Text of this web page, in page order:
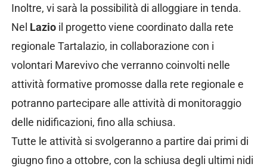
Inoltre, vi sarà la possibilità di alloggiare in tenda.
Nel Lazioil progetto viene coordinato dalla rete
regionale Tartalazio, in collaborazione con i
volontari Marevivo che verranno coinvolti nelle
attività formative promosse dalla rete regionale e
potranno partecipare alle attività di monitoraggio
delle nidificazioni, fino alla schiusa.
Tutte le attività si svolgeranno a partire dai primi di
giugno fino a ottobre, con la schiusa degli ultimi nidi